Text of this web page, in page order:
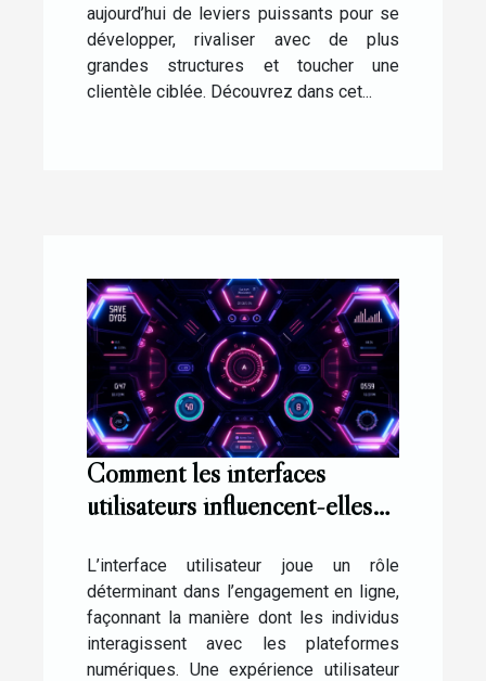
aujourd’hui de leviers puissants pour se
développer, rivaliser avec de plus
grandes structures et toucher une
clientèle ciblée. Découvrez dans cet...
Comment les interfaces
utilisateurs influencent-elles
L’interface utilisateur joue un rôle
déterminant dans l’engagement en ligne,
façonnant la manière dont les individus
interagissent avec les plateformes
numériques. Une expérience utilisateur